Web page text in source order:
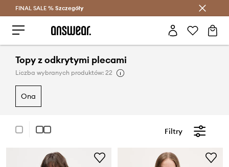
Oszczędzaj z Answear Club >
FINAL SALE % Szczegóły
Topy z odkrytymi plecami
Liczba wybranych produktów: 22
ona
Filtry